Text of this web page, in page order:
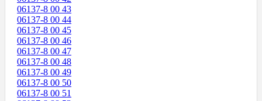
06137-8 00 43
06137-8 00 44
06137-8 00 45
06137-8 00 46
06137-8 00 47
06137-8 00 48
06137-8 00 49
06137-8 00 50
06137-8 00 51